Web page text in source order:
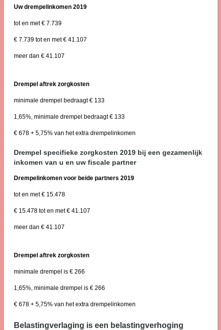
Uw drempelinkomen 2019
tot en met € 7.739
€ 7.739 tot en met € 41.107
meer dan € 41.107
Drempel aftrek zorgkosten
minimale drempel bedraagt € 133
1,65%, minimale drempel bedraagt € 133
€ 678 + 5,75% van het extra drempelinkomen
Drempel specifieke zorgkosten 2019 bij een gezamenlijk
inkomen van u en uw fiscale partner
Drempelinkomen voor beide partners 2019
tot en met € 15.478
€ 15.478 tot en met € 41.107
meer dan € 41.107
Drempel aftrek zorgkosten
minimale drempel is € 266
1,65%, minimale drempel is € 266
€ 678 + 5,75% van het extra drempelinkomen
Belastingverlaging is een belastingverhoging